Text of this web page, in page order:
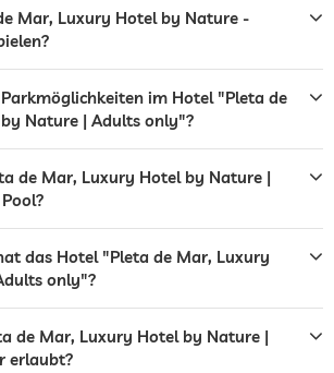
24h Empfang
Frühstück auf dem Zimmer
Mar, Luxury Hotel by Nature -
im Hotel "Pleta de
Nature | Adults only"?
de Mar, Luxury Hotel by Nature |
das Hotel "Pleta de Mar, Luxury
only"?
de Mar, Luxury Hotel by Nature |
erlaubt?